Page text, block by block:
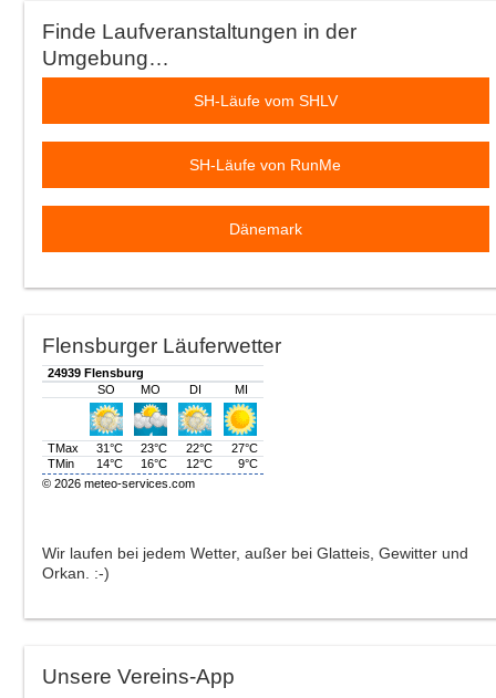
Finde Laufveranstaltungen in der
Umgebung…
SH-Läufe vom SHLV
SH-Läufe von RunMe
Dänemark
Flensburger Läuferwetter
Wir laufen bei jedem Wetter, außer bei Glatteis, Gewitter und
Orkan. :-)
Unsere Vereins-App